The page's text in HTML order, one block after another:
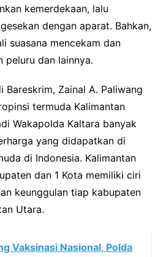
kemerdekaan, lalu
dengan aparat. Bahkan,
suasana mencekam dan
peluru dan lainnya.
Bareskrim, Zainal A. Paliwang
termuda Kalimantan
Wakapolda Kaltara banyak
yang didapatkan di
di Indonesia. Kalimantan
dan 1 Kota memiliki ciri
keunggulan tiap kabupaten
Utara.
Vaksinasi Nasional, Polda